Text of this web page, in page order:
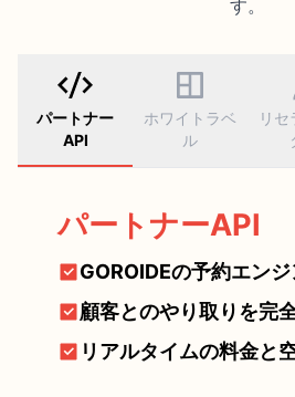
す。
パートナー
API
ホワイトラベ
ル
リセ
パートナーAPI
GOROIDEの予約エン
顧客とのやり取りを完
リアルタイムの料金と